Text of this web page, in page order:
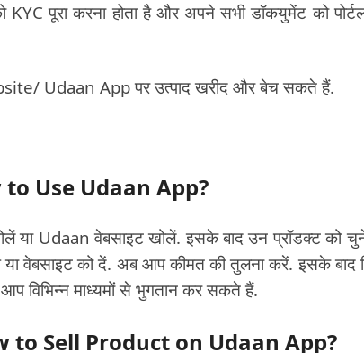
पूरा करना होता है और अपने सभी डॉकयुमेंट को
Udaan App पर उत्पाद खरीद और बेच सकते हैं.
to Use Udaan App?
Udaan वेबसाइट खोलें. इसके बाद उन प्रॉडक्ट को
वेबसाइट को दें. अब आप कीमत की तुलना करें. इसके बाद
विभिन्न माध्यमों से भुगतान कर सकते हैं.
to Sell Product on Udaan App?